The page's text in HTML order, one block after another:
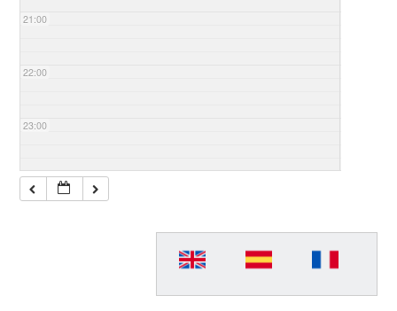
21:00
22:00
23:00